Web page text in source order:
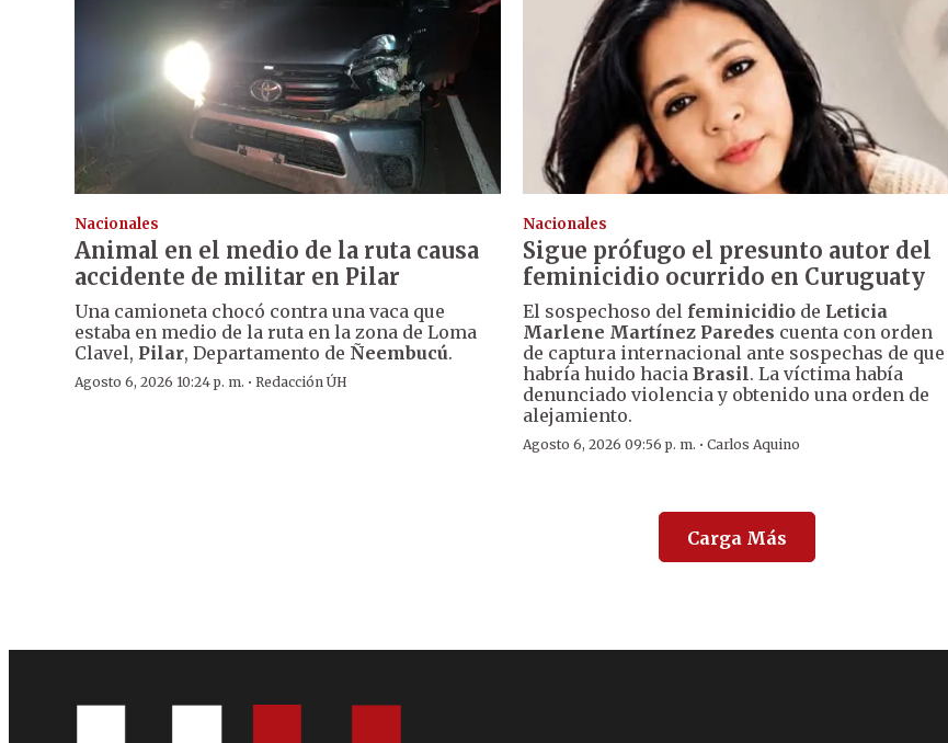
Nacionales
Animal en el medio de la ruta causa
accidente de militar en Pilar
Una camioneta chocó contra una vaca que
estaba en medio de la ruta en la zona de Loma
Clavel, Pilar, Departamento de Ñeembucú.
Agosto 6, 2026 10:24 p. m. · Redacción ÚH
Nacionales
Sigue prófugo el presunto autor del
feminicidio ocurrido en Curuguaty
El sospechoso del feminicidio de Leticia
Marlene Martínez Paredes cuenta con orden
de captura internacional ante sospechas de que
habría huido haciaBrasil. La víctima había
denunciado violencia y obtenido una orden de
alejamiento.
Agosto 6, 2026 09:56 p. m. ·Carlos Aquino
Carga Más